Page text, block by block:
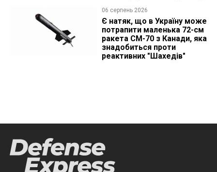
06 серпень 2026
Є натяк, що в Україну може
потрапити маленька 72-см
ракета CM-70 з Канади, яка
знадобиться проти
реактивних "Шахедів"